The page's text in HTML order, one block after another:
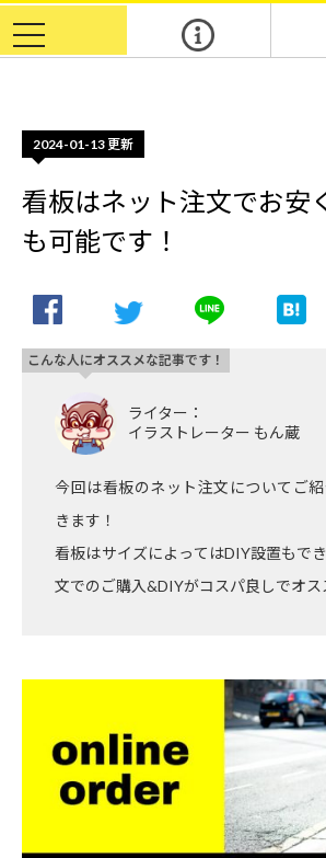
toggle
navigation
2024-01-13 更新
看板はネット注文でお安
も可能です！
ライター：
イラストレーター もん蔵
今回は看板のネット注文についてご
きます！
看板はサイズによってはDIY設置もで
文でのご購入&DIYがコスパ良しでオ
こんな人にオススメな記事です！